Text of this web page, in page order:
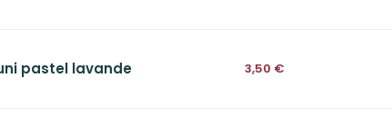
pastel lavande 3,50 €